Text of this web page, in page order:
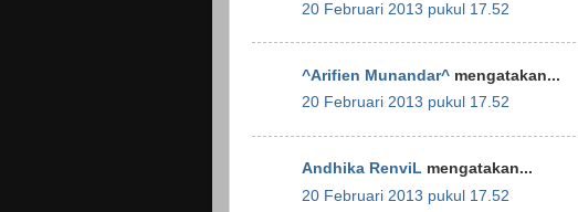
20 Februari 2013 pukul 17.52
^Arifien Munandar^ mengatakan...
20 Februari 2013 pukul 17.52
Andhika RenviL mengatakan...
20 Februari 2013 pukul 17.52